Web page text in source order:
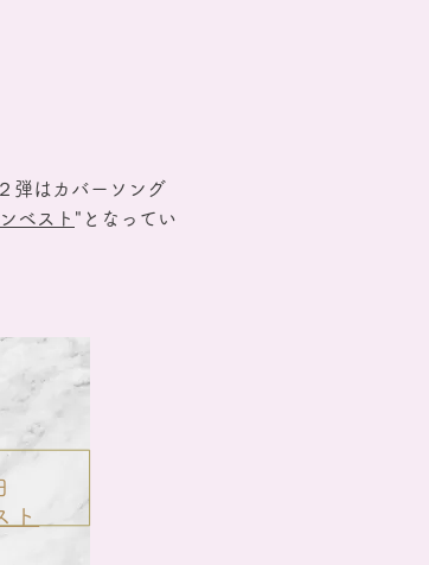
弾はカバーソング
ベスト "となってい
ト